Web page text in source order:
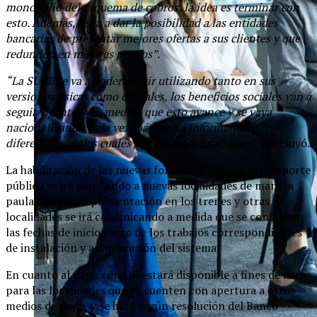
monopolio del esquema de cobros, la idea es terminar con
esto. Además, le va a dar la posibilidad a las entidades
bancarias de presentar mejores ofertas a sus clientes y que
redunden en mejores precios”.
“La SUBE se va a poder seguir utilizando tanto en sus
versiones físicas como digitales, los beneficios sociales van a
seguir vigentes y a, medida que esto avance y se vaya
nacionalizando cada vez más, se irá informando por
diferentes canales cuales son las actualizaciones”,
concluyó.
La habilitación de las nuevas formas de pago del transporte
público se irá ampliando a nuevas localidades de manera
paulatina y la implementación en los trenes y otras
localidades se irá comunicando a medida que se confirmen
las fechas de inicio luego de los trabajos correspondientes
de instalación y actualización del sistema.
En cuanto al pago con QR estará disponible a fines de mayo
para las localidades que ya cuenten con apertura a otros
medios de pago, y se hará según resolución del Banco